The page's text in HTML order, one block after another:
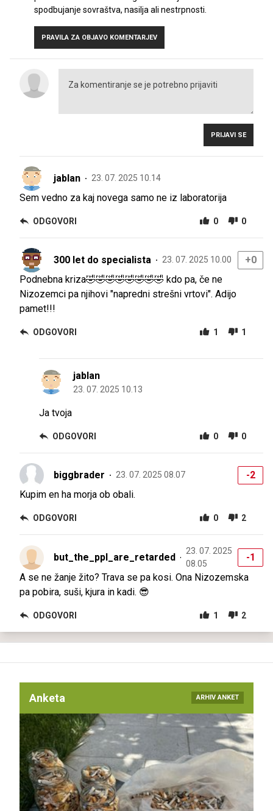
spodbujanje sovraštva, nasilja ali nestrpnosti.
PRAVILA ZA OBJAVO KOMENTARJEV
PRIJAVI SE
jablan 23. 07. 2025 10.14
Sem vedno za kaj novega samo ne iz laboratorija
ODGOVORI 0 0
300 let do specialista 23. 07. 2025 10.00
+0
Podnebna kriza🤣🤣🤣🤣🤣🤣🤣🤣 kdo pa, če ne
Nizozemci pa njihovi "napredni strešni vrtovi". Adijo
pamet!!!
ODGOVORI 1 1
jablan
23. 07. 2025 10.13
Ja tvoja
ODGOVORI 0 0
biggbrader 23. 07. 2025 08.07
-2
Kupim en ha morja ob obali.
ODGOVORI 0 2
but_the_ppl_are_retarded
23. 07. 2025
08.05
-1
A se ne žanje žito? Trava se pa kosi. Ona Nizozemska
pa pobira, suši, kjura in kadi. 😎
ODGOVORI 1 2
Anketa ARHIV ANKET